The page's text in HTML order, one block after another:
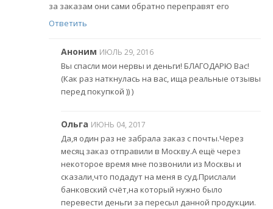
за заказам они сами обратно переправят его
Ответить
Аноним ИЮЛЬ 29, 2016
Вы спасли мои нервы и деньги! БЛАГОДАРЮ Вас!
(Как раз наткнулась на вас, ища реальные отзывы
перед покупкой )) )
Ольга ИЮНЬ 04, 2017
Да,я один раз не забрала заказ с почты.Через
месяц заказ отправили в Москву.А ещё через
некоторое время мне позвонили из Москвы и
сказали,что подадут на меня в суд.Прислали
банковский счёт,на который нужно было
перевести деньги за пересыл данной продукции.